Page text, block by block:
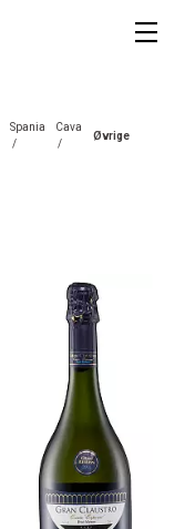
Spania
/
Cava
/
Øvrige